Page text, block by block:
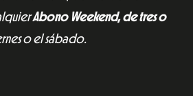
Abono Weekend, de tres o
o el sábado.